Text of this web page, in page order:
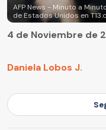
AFP News - Minuto a
de Estados Unidos en
Daniela Lobos J.
4 de Noviembre de